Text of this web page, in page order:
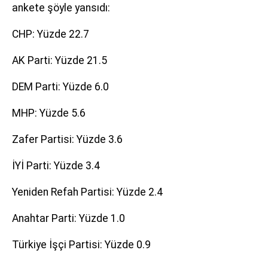
ankete şöyle yansıdı:
CHP: Yüzde 22.7
AK Parti: Yüzde 21.5
DEM Parti: Yüzde 6.0
MHP: Yüzde 5.6
Zafer Partisi: Yüzde 3.6
İYİ Parti: Yüzde 3.4
Yeniden Refah Partisi: Yüzde 2.4
Anahtar Parti: Yüzde 1.0
Türkiye İşçi Partisi: Yüzde 0.9